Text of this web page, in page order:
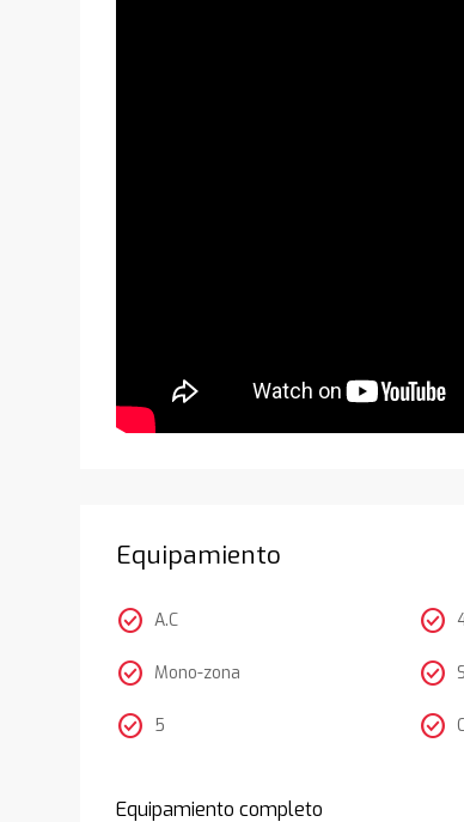
Equipamiento
check_circle A.C
check_circle Mono-zona
check_circle 5
check_circle
check_circle
check_circle
Equipamiento completo